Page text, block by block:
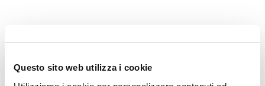
Questo sito web utilizza i cookie
Hai bisogno di